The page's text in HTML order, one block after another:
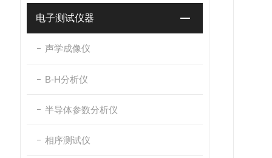
电子测试仪器
声学成像仪
B-H分析仪
半导体参数分析仪
相序测试仪